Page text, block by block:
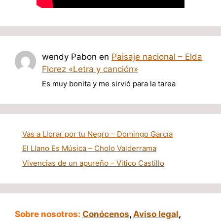
wendy Pabon en Paisaje nacional – Elda
Florez «Letra y canción»
Es muy bonita y me sirvió para la tarea
Vas a Llorar por tu Negro – Domingo García
El Llano Es Música – Cholo Valderrama
Vivencias de un apureño – Vitico Castillo
Sobre nosotros: Conócenos, Aviso legal,